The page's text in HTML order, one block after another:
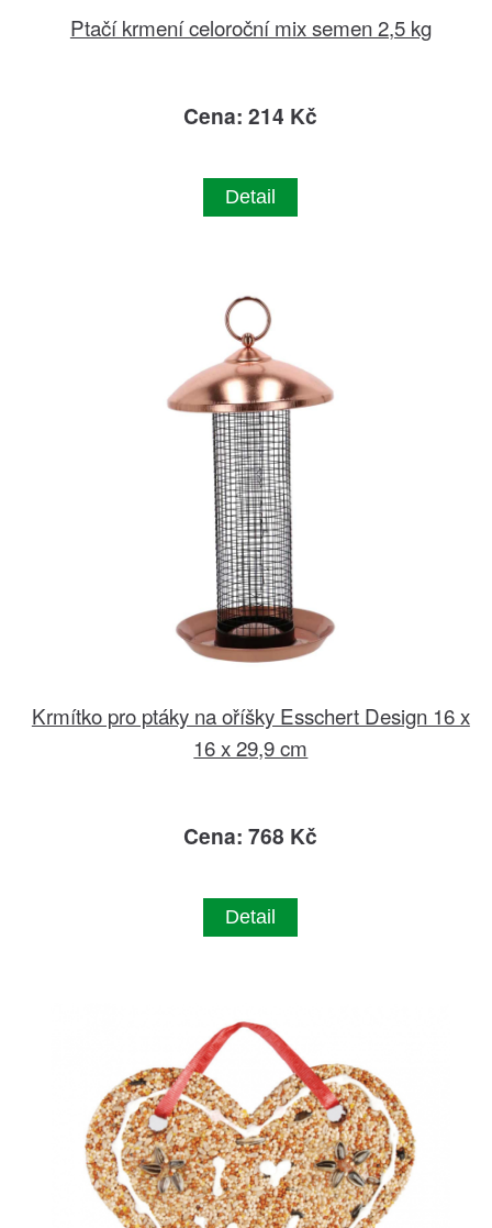
Ptačí krmení celoroční mix semen 2,5 kg
Cena: 214 Kč
Detail
Krmítko pro ptáky na oříšky Esschert Design 16 x
16 x 29,9 cm
Cena: 768 Kč
Detail